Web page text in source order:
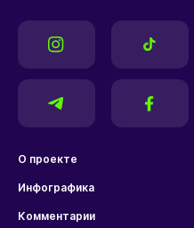
О проекте
Инфографика
Комментарии